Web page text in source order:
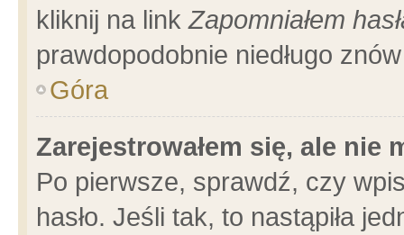
kliknij na linkZapomniałem
prawdopodobnie niedługo
Góra
Zarejestrowałem się, ale nie
Po pierwsze, sprawdź, czy
hasło. Jeśli tak, to nastąpiła